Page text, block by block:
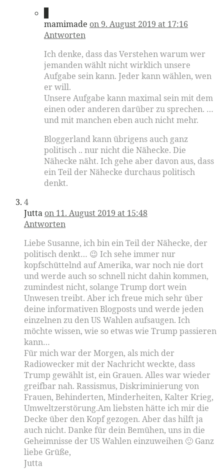
mamimade on 9. August 2019 at 17:16
Antworten
Ich denke, dass das Verstehen warum wer
jemanden wählt nicht wirklich unsere
Aufgabe sein kann. Jeder kann wählen, wen
er will.
Unsere Aufgabe kann maximal sein mit dem
einen oder anderen darüber zu sprechen. …
und mit manchen eben auch nicht mehr.
Bloggerland kann übrigens auch ganz
politisch .. nur nicht die Nähecke. Die
Nähecke näht. Ich gehe aber davon aus, dass
ein Teil der Nähecke durchaus politisch
denkt.
4
Jutta on 11. August 2019 at 15:48
Antworten
Liebe Susanne, ich bin ein Teil der Nähecke, der
politisch denkt… 😉 Ich sehe immer nur
kopfschüttelnd auf Amerika, war noch nie dort
und werde auch so schnell nicht dahin kommen,
zumindest nicht, solange Trump dort wein
Unwesen treibt. Aber ich freue mich sehr über
deine informativen Blogposts und werde jeden
einzelnen zu den US Wahlen aufsaugen. Ich
möchte wissen, wie so etwas wie Trump passieren
kann…
Für mich war der Morgen, als mich der
Radiowecker mit der Nachricht weckte, dass
Trump gewählt ist, ein Grauen. Alles war wieder
greifbar nah. Rassismus, Diskriminierung von
Frauen, Behinderten, Minderheiten, Kalter Krieg,
Umweltzerstörung.Am liebsten hätte ich mir die
Decke über den Kopf gezogen. Aber das hilft ja
auch nicht. Danke für dein Bemühen, uns in die
Geheimnisse der US Wahlen einzuweihen 🙂 Ganz
liebe Grüße,
Jutta